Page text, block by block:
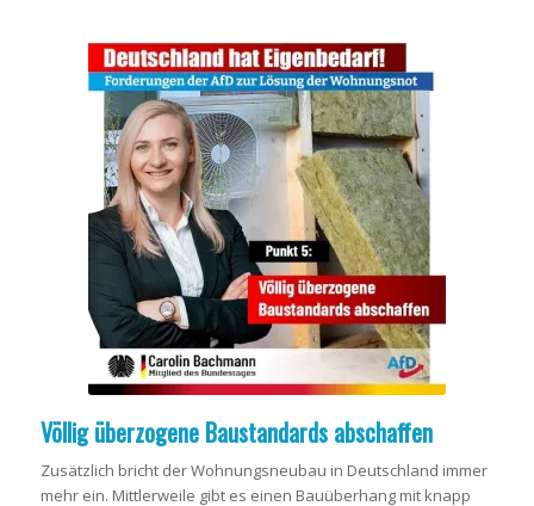
Völlig überzogene Baustandards abschaffen
Zusätzlich bricht der Wohnungsneubau in Deutschland immer
mehr ein. Mittlerweile gibt es einen Bauüberhang mit knapp